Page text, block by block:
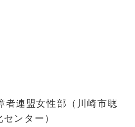
者連盟女性部（川崎市聴
ンター）